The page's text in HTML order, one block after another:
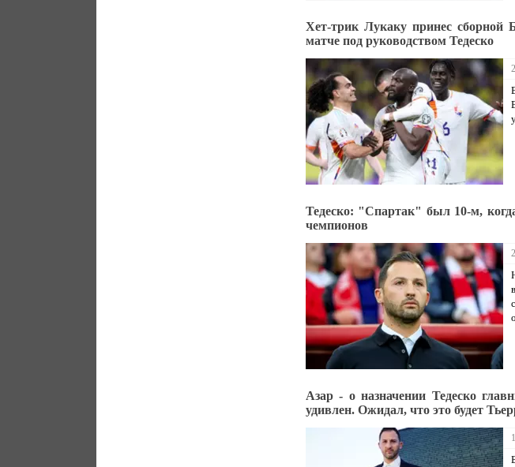
Хет-трик Лукаку принес сборной
матче под руководством Тедеско
Тедеско: "Спартак" был 10-м,
чемпионов
Азар - о назначении Тедеско
удивлен. Ожидал, что это будет